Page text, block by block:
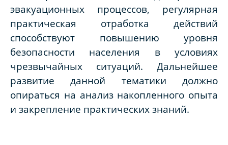
эвакуационных процессов, регулярная
практическая отработка действий
способствуют повышению уровня
безопасности населения в условиях
чрезвычайных ситуаций. Дальнейшее
развитие данной тематики должно
опираться на анализ накопленного опыта
и закрепление практических знаний.